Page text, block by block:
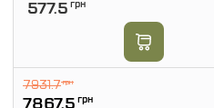
577.5 грн
7931.7грн
грн